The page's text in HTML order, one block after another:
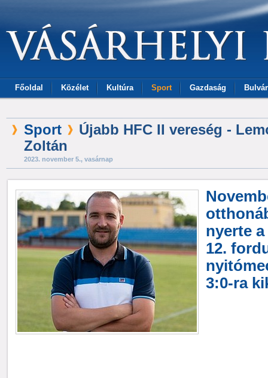
Főoldal Közélet Kultúra Sport Gazdaság Bulvár
Sport
Újabb HFC II vereség -
Zoltán
2023. november 5., vasárnap
nyerte
12.
3:0-ra